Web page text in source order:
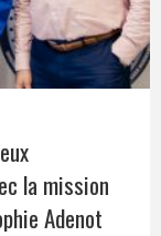
la mission
Adenot